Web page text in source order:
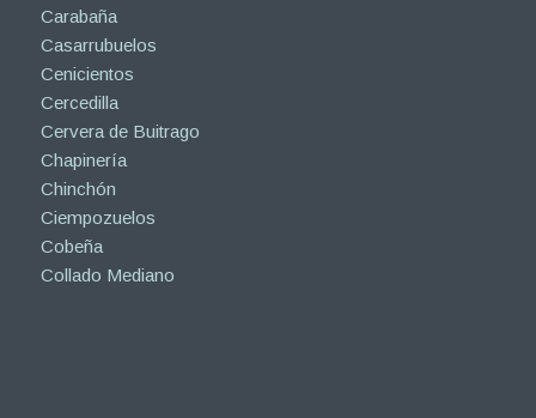
Carabaña
Casarrubuelos
Cenicientos
Cercedilla
Cervera de Buitrago
Chapinería
Chinchón
Ciempozuelos
Cobeña
Collado Mediano